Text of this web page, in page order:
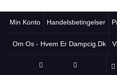
Min Konto Handelsbetingelser
Om Os - Hvem Er Dampcig.dk